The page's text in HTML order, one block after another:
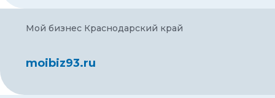
Мой бизнес Краснодарский край
moibiz93.ru